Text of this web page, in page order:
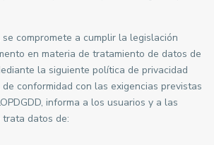
se compromete a cumplir la legislación
en materia de tratamiento de datos de
la siguiente política de privacidad
de conformidad con las exigencias previstas
informa a los usuarios y a las
datos de: